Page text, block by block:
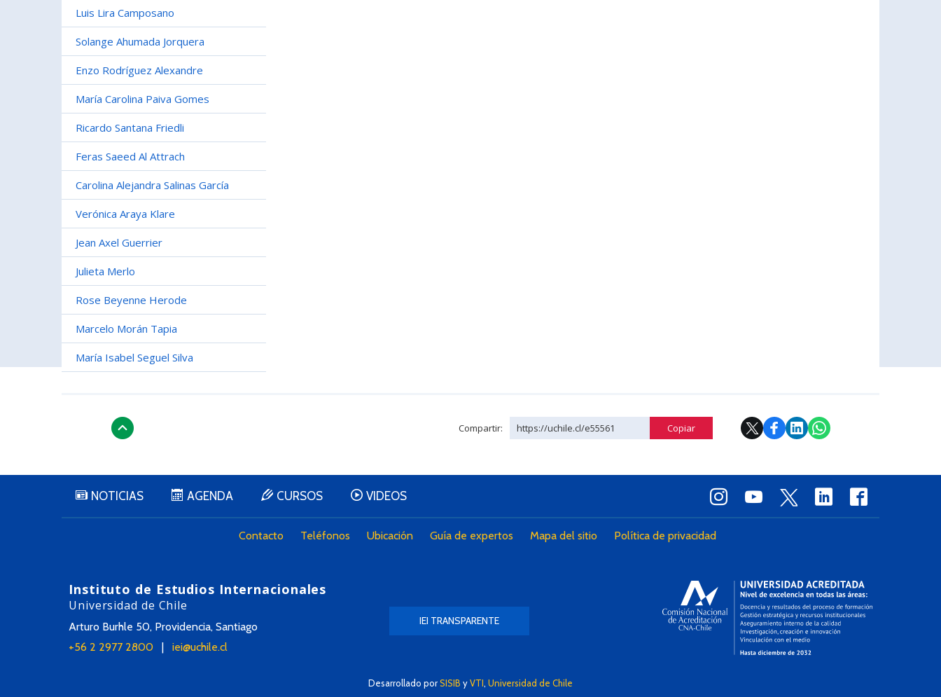
Luis Lira Camposano
Solange Ahumada Jorquera
Enzo Rodríguez Alexandre
María Carolina Paiva Gomes
Ricardo Santana Friedli
Feras Saeed Al Attrach
Carolina Alejandra Salinas García
Verónica Araya Klare
Jean Axel Guerrier
Julieta Merlo
Rose Beyenne Herode
Marcelo Morán Tapia
María Isabel Seguel Silva
Compartir: https://uchile.cl/e55561 Copiar
NOTICIAS AGENDA CURSOS VIDEOS
Contacto Teléfonos Ubicación Guía de expertos Mapa del sitio Política de privacidad
Instituto de Estudios Internacionales
Universidad de Chile
Arturo Burhle 50, Providencia, Santiago
+56 2 2977 2800 | iei@uchile.cl
IEI TRANSPARENTE
Desarrollado porSISIB yVTI, Universidad de Chile